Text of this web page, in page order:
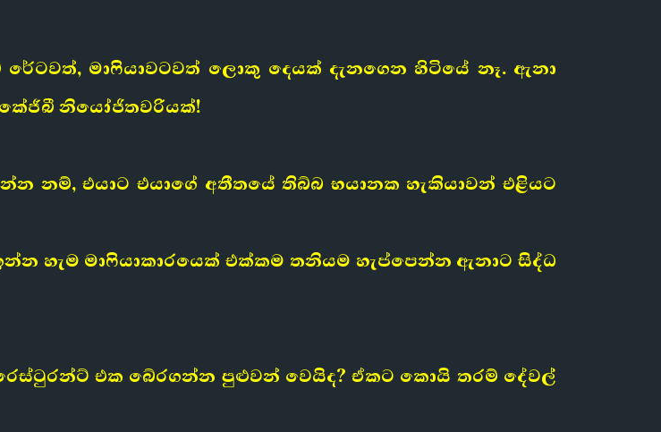
මාෆියාවටවත් ලොකු දෙයක් දැනගෙන හිටියේ නෑ. ඇනා
නියෝජිතවරියක්!
නම්, එයාට එයාගේ අතීතයේ තිබ්බ භයානක හැකියාවන් එළියට
හැම මාෆියාකාරයෙක් එක්කම තනියම හැප්පෙන්න ඇනාට සිද්ධ
එක බේරගන්න පුළුවන් වෙයිද? ඒකට කොයි තරම් දේවල්